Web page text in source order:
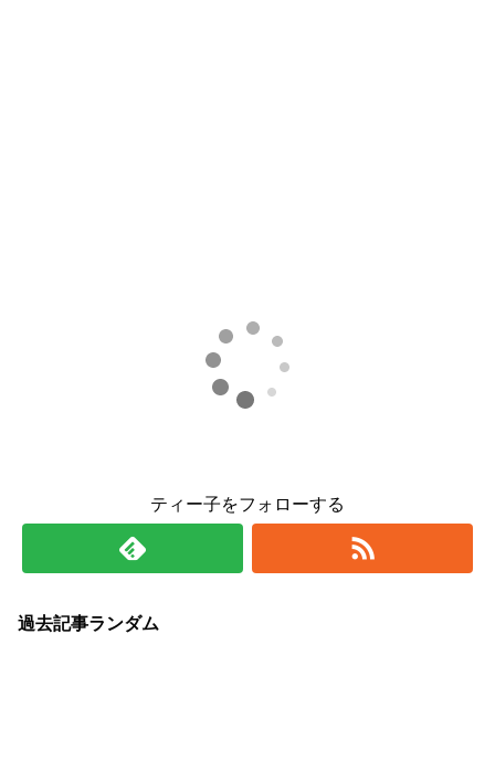
ティー子をフォローする
過去記事ランダム